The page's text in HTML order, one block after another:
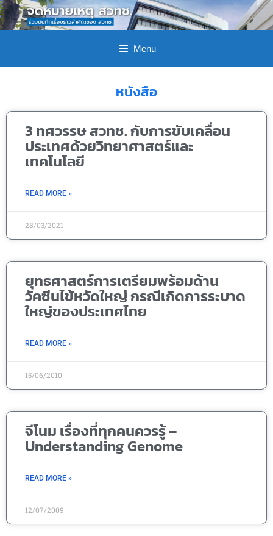
Menu
หนังสือ
3 ทศวรรษ สวทช. กับการขับเคลื่อน
ประเทศด้วยวิทยาศาสตร์และ
เทคโนโลยี
READ MORE »
28/03/2021
ยุทธศาสตร์การเตรียมพร้อมด้าน
วัคซีนไข้หวัดใหญ่ กรณีเกิดการระบาด
ใหญ่ของประเทศไทย
READ MORE »
15/06/2010
จีโนม เรื่องที่ทุกคนควรรู้ –
Understanding Genome
READ MORE »
12/07/2009